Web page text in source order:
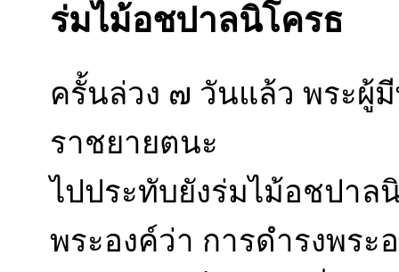
ร่มไม้อชปาลนิโครธ
ครั้นล่วง ๗ วันแล้ว พระผู้
ราชยายตนะ
ไปประทับยังร่มไม้อชปาล
พระองค์ว่า การดำรงพระ